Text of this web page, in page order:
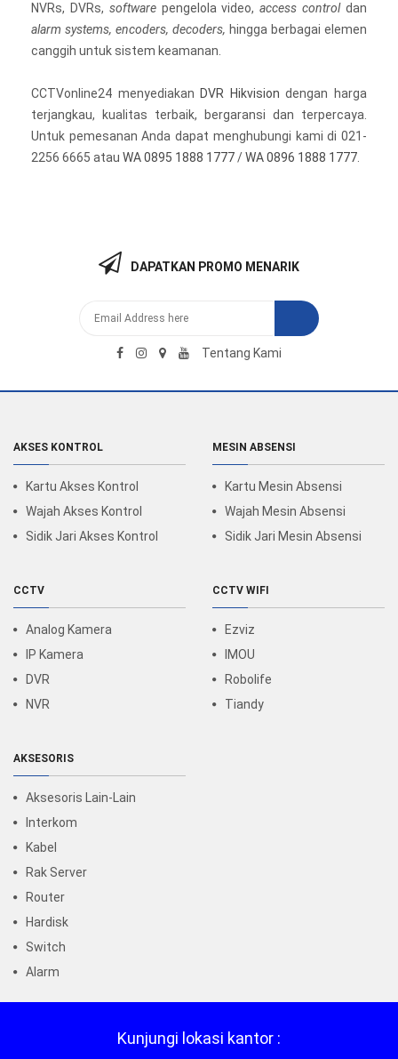
NVRs, DVRs, softwarepengelola video,access controldan
alarm systems, encoders, decoders, hingga berbagai elemen
canggih untuk sistem keamanan.
CCTVonline24 menyediakan DVR Hikvision dengan harga
terjangkau, kualitas terbaik, bergaransi dan terpercaya.
Untuk pemesanan Anda dapat menghubungi kami di 021-
2256 6665 atau WA 0895 1888 1777/WA 0896 1888 1777
DAPATKAN PROMO MENARIK
Tentang Kami
AKSES KONTROL
Kartu Akses Kontrol
Wajah Akses Kontrol
Sidik Jari Akses Kontrol
MESIN ABSENSI
Kartu Mesin Absensi
Wajah Mesin Absensi
Sidik Jari Mesin Absensi
CCTV
Analog Kamera
IP Kamera
DVR
NVR
CCTV WIFI
Ezviz
IMOU
Robolife
Tiandy
AKSESORIS
Aksesoris Lain-Lain
Interkom
Kabel
Rak Server
Router
Hardisk
Switch
Alarm
Kunjungi lokasi kantor :